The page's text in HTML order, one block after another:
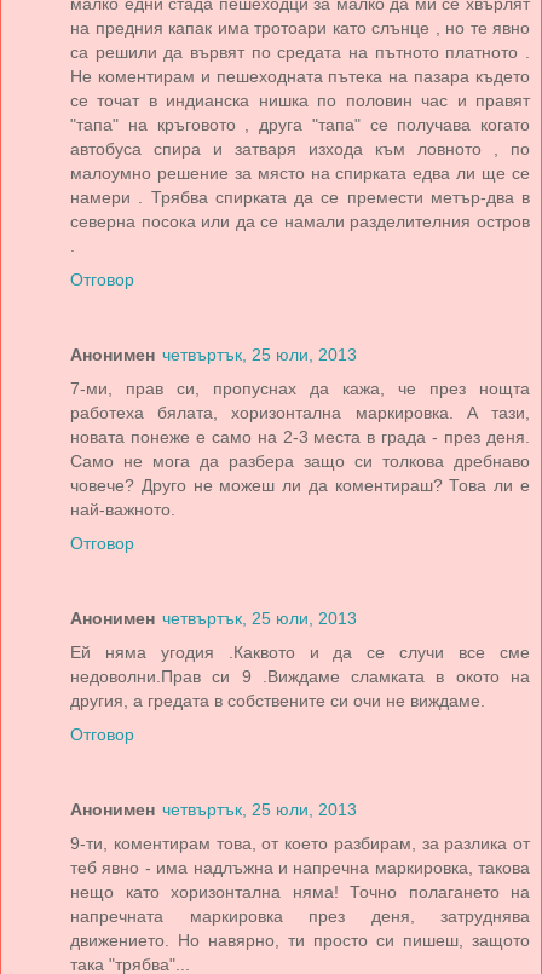
на предния капак има тротоари като слънце , но те явно
са решили да вървят по средата на пътното платното .
Не коментирам и пешеходната пътека на пазара където
се точат в индианска нишка по половин час и правят
"тапа" на кръговото , друга "тапа" се получава когато
автобуса спира и затваря изхода към ловното , по
малоумно решение за място на спирката едва ли ще се
намери . Трябва спирката да се премести метър-два в
северна посока или да се намали разделителния остров
Отговор
Анонимен четвъртък, 25 юли, 2013
7-ми, прав си, пропуснах да кажа, че през нощта
работеха бялата, хоризонтална маркировка. А тази,
новата понеже е само на 2-3 места в града - през деня.
Само не мога да разбера защо си толкова дребнаво
човече? Друго не можеш ли да коментираш? Това ли е
най-важното.
Отговор
Анонимен четвъртък, 25 юли, 2013
Ей няма угодия .Каквото и да се случи все сме
недоволни.Прав си 9 .Виждаме сламката в окото на
другия, а гредата в собствените си очи не виждаме.
Отговор
Анонимен четвъртък, 25 юли, 2013
9-ти, коментирам това, от което разбирам, за разлика от
теб явно - има надлъжна и напречна маркировка, такова
нещо като хоризонтална няма! Точно полагането на
напречната маркировка през деня, затруднява
движението. Но навярно, ти просто си пишеш, защото
така "трябва"...